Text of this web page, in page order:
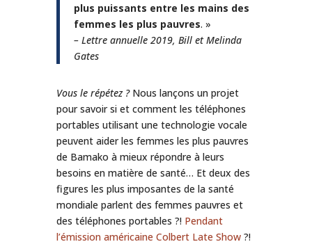
plus puissants entre les mains des
femmes les plus pauvres. »
– Lettre annuelle 2019, Bill et Melinda
Gates
Vous le répétez ?Nous lançons un projet
pour savoir si et comment les téléphones
portables utilisant une technologie vocale
peuvent aider les femmes les plus pauvres
de Bamako à mieux répondre à leurs
besoins en matière de santé… Et deux des
figures les plus imposantes de la santé
mondiale parlent des femmes pauvres et
des téléphones portables ?! Pendant
l’émission américaine Colbert Late Show?!